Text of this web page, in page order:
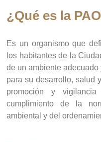
¿Qué es la
Es un organismo que
los habitantes de la
de un ambiente
para su desarrollo, salud
promoción y
cumplimiento de la
ambiental y del